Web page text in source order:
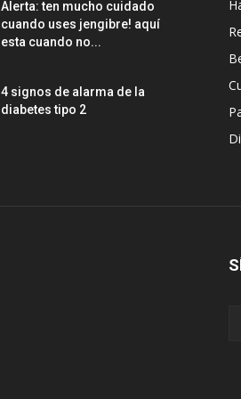
Alerta: ten mucho cuidado
cuando uses jengibre! aquí
esta cuando no...
4 signos de alarma de la
diabetes tipo 2